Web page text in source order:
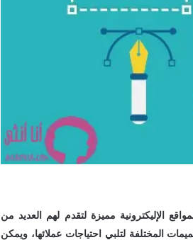
الإليكترونية مميزة لتقدم لهم العديد من
المختلفة لتلبي احتياجات عملائها، ويمكن